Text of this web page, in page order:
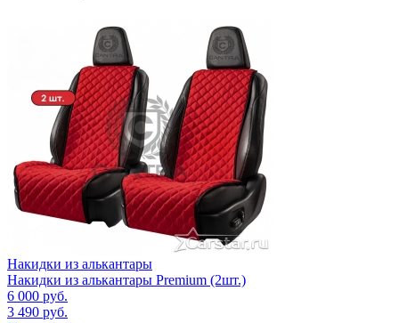
Накидки из алькантары
Накидки из алькантары Premium (2шт.)
6 000 руб.
3 490 руб.